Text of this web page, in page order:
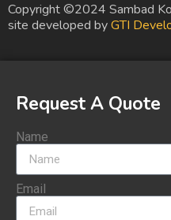
Copyright ©2024 Sambad
site developed byGTI
Request A Quote
Name
Email